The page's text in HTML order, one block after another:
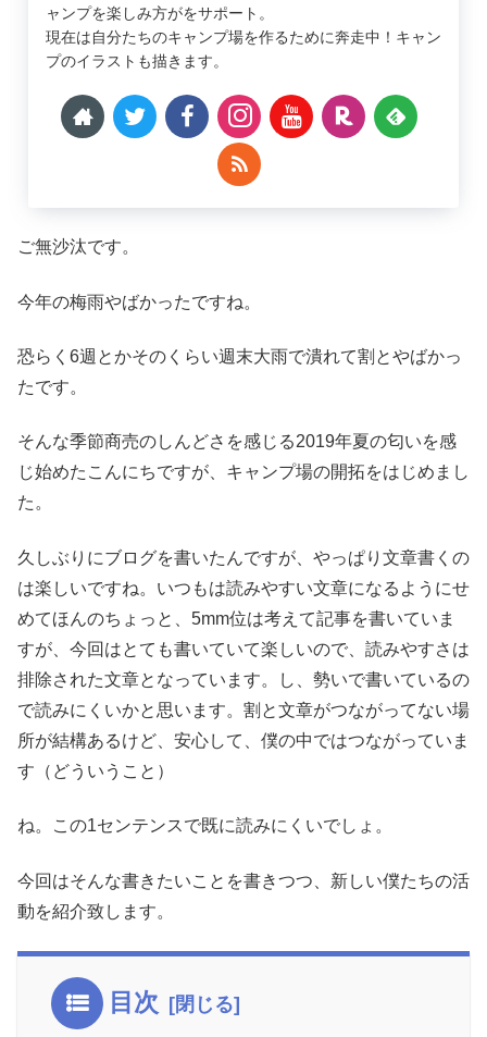
ャンプを楽しみ方がをサポート。
現在は自分たちのキャンプ場を作るために奔走中！キャン
プのイラストも描きます。
ご無沙汰です。
今年の梅雨やばかったですね。
恐らく6週とかそのくらい週末大雨で潰れて割とやばかっ
たです。
そんな季節商売のしんどさを感じる2019年夏の匂いを感
じ始めたこんにちですが、キャンプ場の開拓をはじめまし
た。
久しぶりにブログを書いたんですが、やっぱり文章書くの
は楽しいですね。いつもは読みやすい文章になるようにせ
めてほんのちょっと、5mm位は考えて記事を書いていま
すが、今回はとても書いていて楽しいので、読みやすさは
排除された文章となっています。し、勢いで書いているの
で読みにくいかと思います。割と文章がつながってない場
所が結構あるけど、安心して、僕の中ではつながっていま
す（どういうこと）
ね。この1センテンスで既に読みにくいでしょ。
今回はそんな書きたいことを書きつつ、新しい僕たちの活
動を紹介致します。
目次